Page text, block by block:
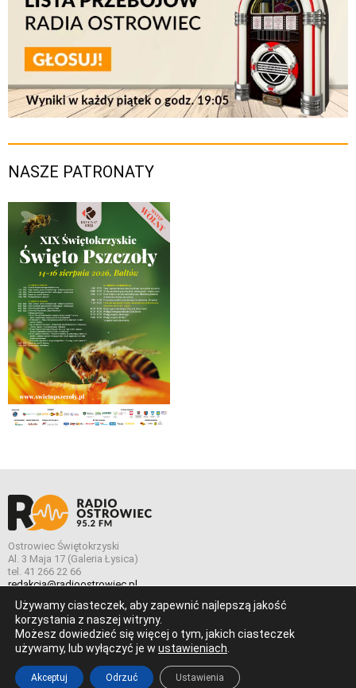
NASZE PATRONATY
Ostrowiec Świętokrzyski
Al. 3 Maja 17 (Galeria Łysica)
tel. 41 266 22 66
redakcja@radioostrowiec.pl
© Wszelkie prawa zastrzeżone. Radio Ostrowiec 2026 Radio
Ostrowiec.
Stworzone z
Używamy ciasteczek, aby zapewnić najlepszą jakość
korzystania z naszej witryny.
Możesz dowiedzieć się więcej o tym, jakich ciasteczek
używamy, lub wyłączyć je w ustawieniach
Akceptuj Odrzuć Ustawienia